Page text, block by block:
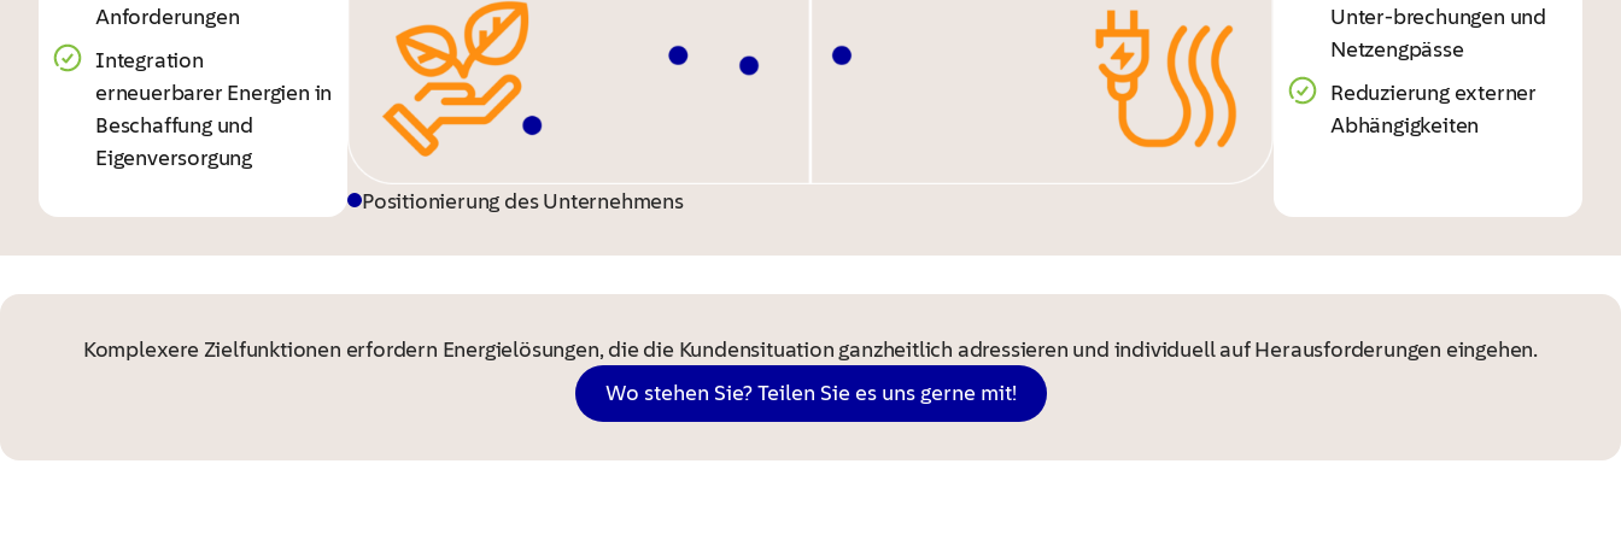
Anforderungen
Integration
erneuerbarer Energien in
Beschaffung und
Eigenversorgung
Positionierung des Unternehmens
Unter-brechungen und
Netzengpässe
Reduzierung externer
Abhängigkeiten
Komplexere Zielfunktionen erfordern Energielösungen, die die Kundensituation ganzheitlich adressieren und individuell auf Herausforderungen eingehen.
Wo stehen Sie? Teilen Sie es uns gerne mit!